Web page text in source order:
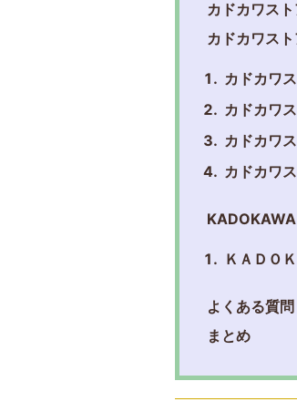
カドカワス
カドカワス
カドカワ
カドカワ
カドカワ
カドカワ
KADOKAWA
ＫＡＤＯ
よくある質問
まとめ